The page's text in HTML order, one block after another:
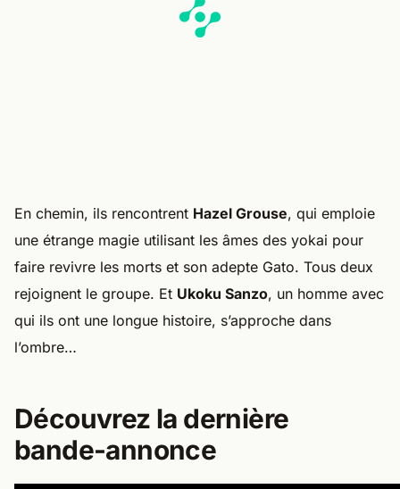
En chemin, ils rencontrent Hazel Grouse, qui emploie
une étrange magie utilisant les âmes des yokai pour
faire revivre les morts et son adepte Gato. Tous deux
rejoignent le groupe. Et Ukoku Sanzo, un homme avec
qui ils ont une longue histoire, s’approche dans
l’ombre…
Découvrez la dernière
bande-annonce